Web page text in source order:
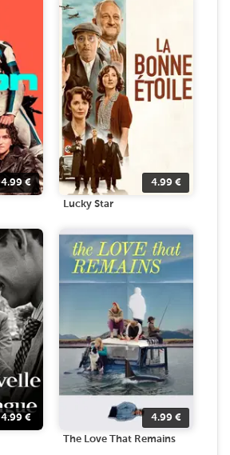
4.99€ 4.99 €
Lucky Star
4.99 € 4.99 €
The Love That Remains